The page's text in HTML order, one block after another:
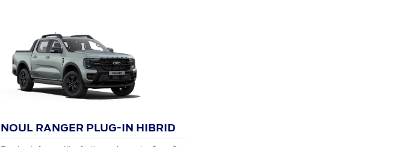
NOUL RANGER PLUG-IN HIBRID